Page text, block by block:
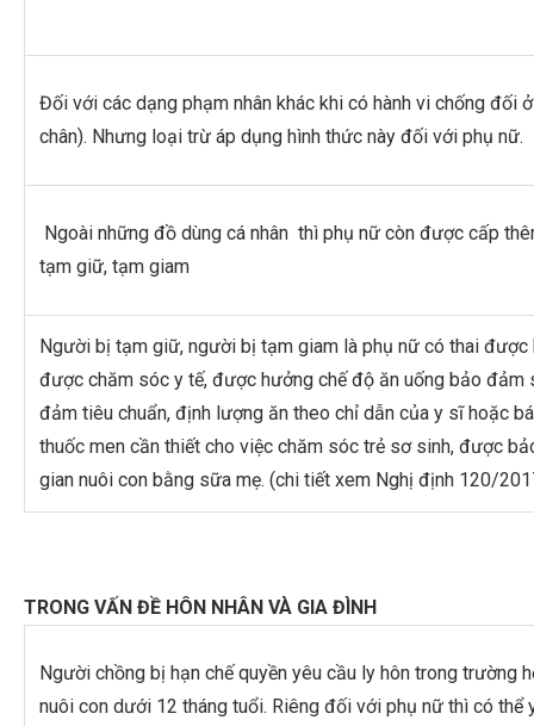
Đối với các dạng phạm nhân khác khi có hành vi chống đối
chân). Nhưng loại trừ áp dụng hình thức này đối với phụ nữ.
Ngoài những đồ dùng cá nhân thì phụ nữ còn được cấp
tạm giữ, tạm giam
Người bị tạm giữ, người bị tạm giam là phụ nữ có thai được
được chăm sóc y tế, được hưởng chế độ ăn uống bảo
đảm tiêu chuẩn, định lượng ăn theo chỉ dẫn của y sĩ hoặc
thuốc men cần thiết cho việc chăm sóc trẻ sơ sinh, được
gian nuôi con bằng sữa mẹ. (chi tiết xem Nghị định 120/
TRONG VẤN ĐỀ HÔN NHÂN VÀ GIA ĐÌNH
Người chồng bị hạn chế quyền yêu cầu ly hôn trong trường
nuôi con dưới 12 tháng tuổi. Riêng đối với phụ nữ thì có